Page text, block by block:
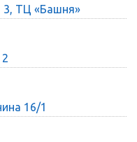
3, ТЦ «Башня»
16/1